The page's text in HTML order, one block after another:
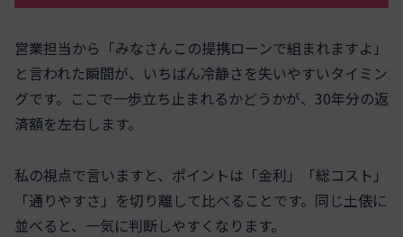
営業担当から「みなさんこの提携ローンで組まれますよ」
と言われた瞬間が、いちばん冷静さを失いやすいタイミン
グです。ここで一歩立ち止まれるかどうかが、30年分の返
済額を左右します。
私の視点で言いますと、ポイントは「金利」「総コスト」
「通りやすさ」を切り離して比べることです。同じ土俵に
並べると、一気に判断しやすくなります。